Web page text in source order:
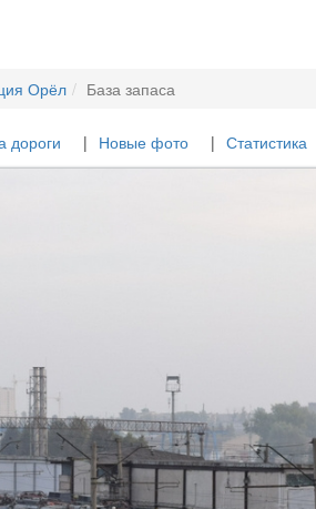
Орёл База запаса
дороги Новые фото Статистика